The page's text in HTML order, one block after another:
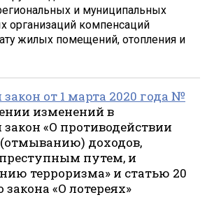
и муниципальных
организаций компенсаций
жилых помещений, отопления и
от 1 марта 2020 года №
изменений в
«О противодействии
доходов,
путем, и
терроризма» и статью 20
«О лотереях»